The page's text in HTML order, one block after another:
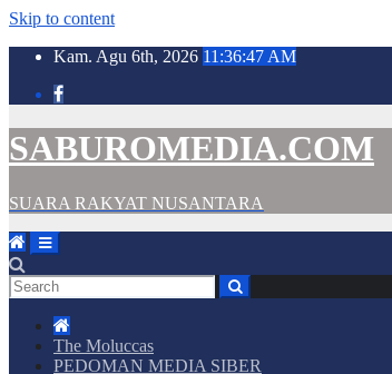
Skip to content
Kam. Agu 6th, 2026 11:36:49 AM
SABUROMEDIA.COM
SUARA RAKYAT NUSANTARA
The Moluccas
PEDOMAN MEDIA SIBER